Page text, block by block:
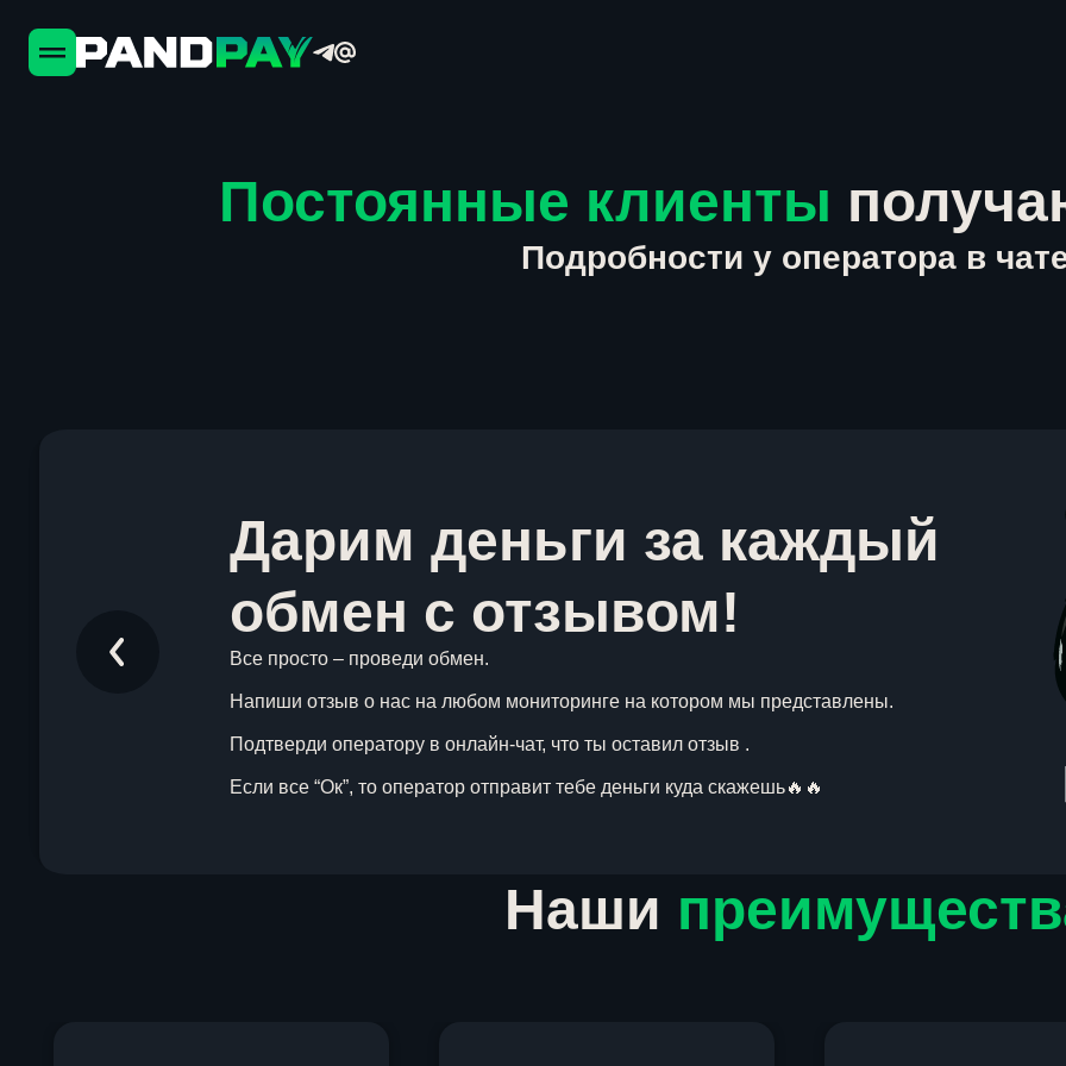
Постоянные клиенты
Подробности у оператора в
Дарим деньги за каждый
обмен с отзывом!
Все просто – проведи обмен.
Напиши отзыв о нас на любом мониторинге на котором мы представлены.
Подтверди оператору в онлайн-чат, что ты оставил отзыв .
Если все “Ок”, то оператор отправит тебе деньги куда скажешь🔥🔥
Наши